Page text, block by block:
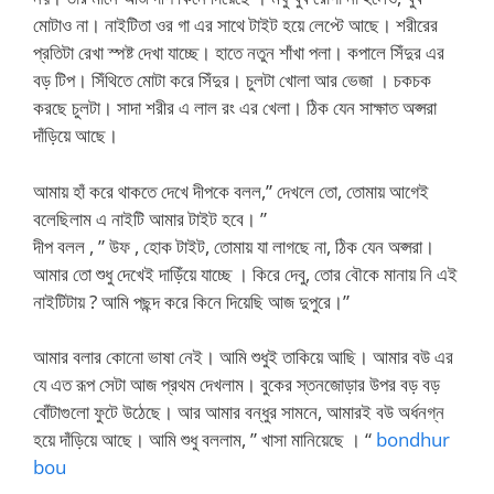
মোটাও না। নাইটিতা ওর গা এর সাথে টাইট হয়ে লেপ্টে আছে। শরীরের
প্রতিটা রেখা স্পষ্ট দেখা যাচ্ছে। হাতে নতুন শাঁখা পলা। কপালে সিঁদুর এর
বড় টিপ। সিঁথিতে মোটা করে সিঁদুর। চুলটা খোলা আর ভেজা । চকচক
করছে চুলটা। সাদা শরীর এ লাল রং এর খেলা। ঠিক যেন সাক্ষাত অপ্সরা
দাঁড়িয়ে আছে।
আমায় হাঁ করে থাকতে দেখে দীপকে বলল,” দেখলে তো, তোমায় আগেই
বলেছিলাম এ নাইটি আমার টাইট হবে। ”
দীপ বলল , ” উফ , হোক টাইট, তোমায় যা লাগছে না, ঠিক যেন অপ্সরা।
আমার তো শুধু দেখেই দাড়িঁয়ে যাচ্ছে । কিরে দেবু, তোর বৌকে মানায় নি এই
নাইটিটায় ? আমি পছন্দ করে কিনে দিয়েছি আজ দুপুরে।”
আমার বলার কোনো ভাষা নেই। আমি শুধুই তাকিয়ে আছি। আমার বউ এর
যে এত রূপ সেটা আজ প্রথম দেখলাম। বুকের স্তনজোড়ার উপর বড় বড়
বোঁটাগুলো ফুটে উঠেছে। আর আমার বন্ধুর সামনে, আমারই বউ অর্ধনগ্ন
হয়ে দাঁড়িয়ে আছে। আমি শুধু বললাম, ” খাসা মানিয়েছে । “ bondhur
bou